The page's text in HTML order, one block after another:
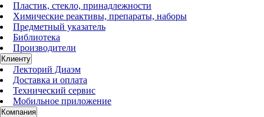
Пластик, стекло, принадлежности
Химические реактивы, препараты, наборы
Предметный указатель
Библиотека
Производители
Клиенту
Лекторий Диаэм
Доставка и оплата
Технический сервис
Мобильное приложение
Компания